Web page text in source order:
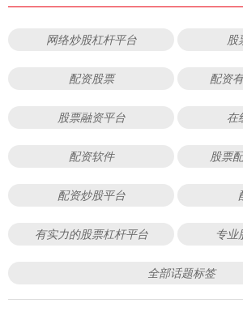
网络炒股杠杆平台 股
配资股票 配资
股票融资平台 在
配资软件 股票
配资炒股平台
有实力的股票杠杆平台 专业
全部话题标签